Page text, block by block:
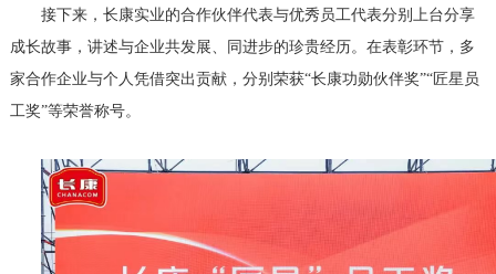
接下来，长康实业的合作伙伴代表与优秀员工代表分别上台分享
成长故事，讲述与企业共发展、同进步的珍贵经历。 在表彰环节，多
家合作企业与个人凭借突出贡献，分别荣获“长康功勋伙伴奖”“匠星员
工奖”等荣誉称号。